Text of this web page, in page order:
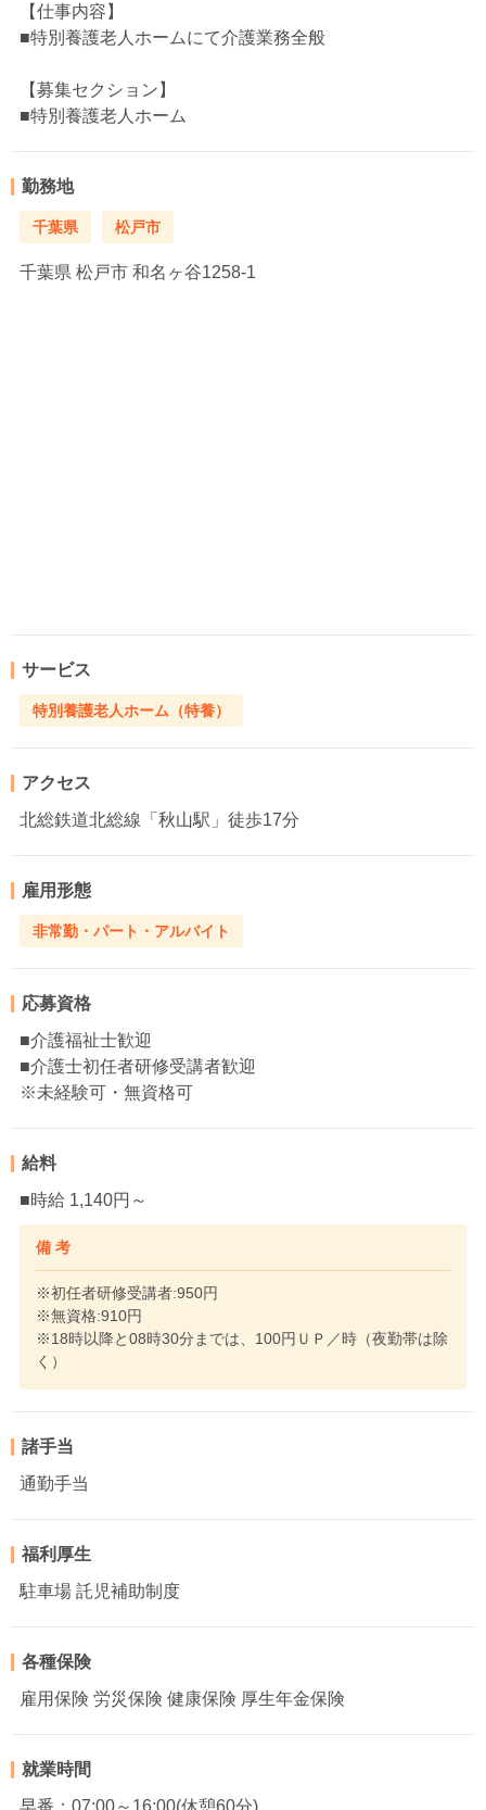
【仕事内容】
■特別養護老人ホームにて介護業務全般
【募集セクション】
■特別養護老人ホーム
勤務地
千葉県 松戸市
千葉県 松戸市 和名ヶ谷1258-1
サービス
特別養護老人ホーム（特養）
アクセス
北総鉄道北総線「秋山駅」徒歩17分
雇用形態
非常勤・パート・アルバイト
応募資格
■介護福祉士歓迎
■介護士初任者研修受講者歓迎
※未経験可・無資格可
給料
■時給 1,140円～
備 考
※初任者研修受講者:950円
※無資格:910円
※18時以降と08時30分までは、100円ＵＰ／時（夜勤帯は除
く）
諸手当
通勤手当
福利厚生
駐車場 託児補助制度
各種保険
雇用保険 労災保険 健康保険 厚生年金保険
就業時間
早番：07:00～16:00(休憩60分)